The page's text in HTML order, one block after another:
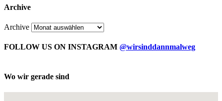
Archive
Archive
FOLLOW US ON INSTAGRAM @wirsinddannmalweg
Wo wir gerade sind